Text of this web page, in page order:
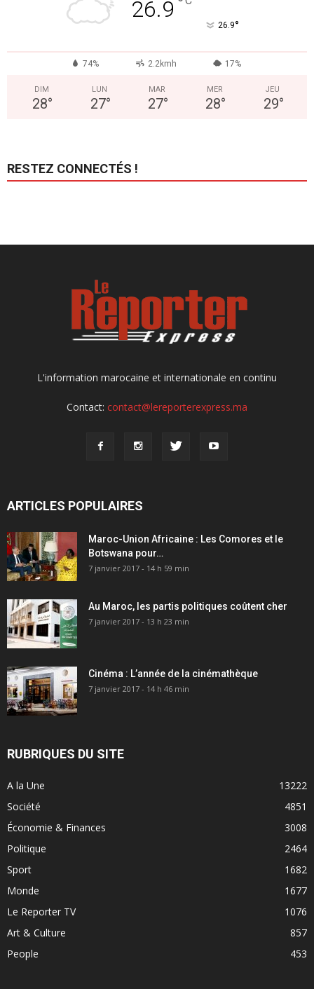
26.9
26.9°
74% 2.2kmh 17%
DIM
28°
LUN
27°
MAR
27°
MER
28°
JEU
29°
RESTEZ CONNECTÉS !
L'information marocaine et internationale en continu
Contact: contact@lereporterexpress.ma
ARTICLES POPULAIRES
Maroc-Union Africaine : Les Comores et le
Botswana pour…
7 janvier 2017 - 14 h 59 min
Au Maroc, les partis politiques coûtent cher
7 janvier 2017 - 13 h 23 min
Cinéma : L’année de la cinémathèque
7 janvier 2017 - 14 h 46 min
RUBRIQUES DU SITE
A la Une
13222
Société
4851
Économie & Finances
3008
Politique
2464
Sport
1682
Monde
1677
Le Reporter TV
1076
Art & Culture
857
People
453